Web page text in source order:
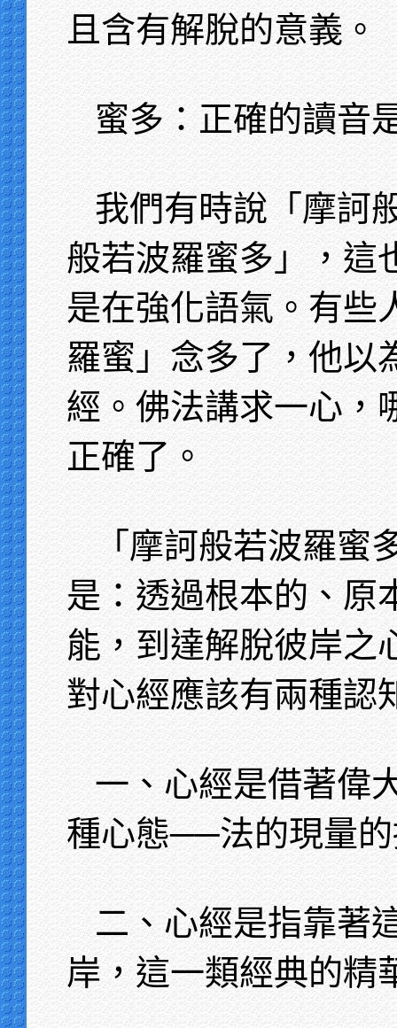
且含有解脫的意義。
蜜多：正確的讀音
我們有時說「摩訶
般若波羅蜜多」，這
是在強化語氣。有些
羅蜜」念多了，他以
經。佛法講求一心，
正確了。
「摩訶般若波羅蜜
是：透過根本的、原
能，到達解脫彼岸之
對心經應該有兩種認
一、心經是借著偉
種心態──法的現量
二、心經是指靠著
岸，這一類經典的精